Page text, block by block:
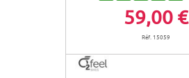
59,00 €
Réf. 15059